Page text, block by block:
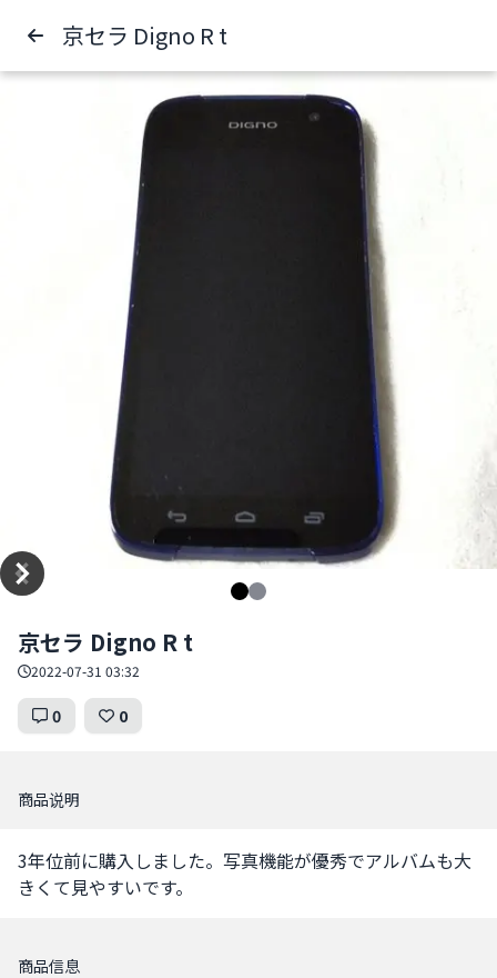
京セラ Digno R t
京セラ Digno R t
2022-07-31 03:32
0 0
商品说明
3年位前に購入しました。写真機能が優秀でアルバムも大
きくて見やすいです。
商品信息